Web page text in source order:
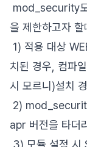
mod_security
을 제한하고자 할
1) 적용 대상
치된 경우, 컴파
시 모르니)설치
2)
apr 버전을 타더
3) 모듈 설정 시